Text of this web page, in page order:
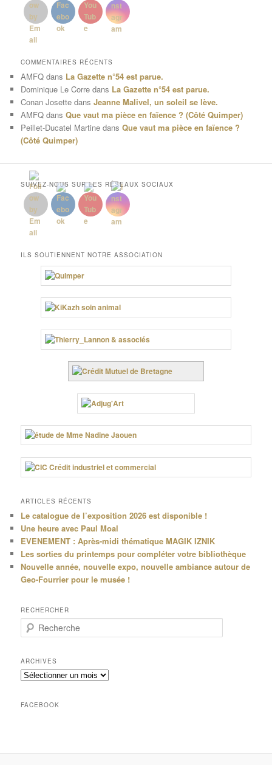
COMMENTAIRES RÉCENTS
AMFQ dans La Gazette n°54 est parue.
Dominique Le Corre dans La Gazette n°54 est parue.
Conan Josette dansJeanne Malivel, un soleil se lève.
AMFQ dansQue vaut ma pièce en faïence ? (Côté Quimper)
Peillet-Ducatel Martine dansQue vaut ma pièce en faïence ?
(Côté Quimper)
SUIVEZ-NOUS SUR LES RÉSEAUX SOCIAUX
ILS SOUTIENNENT NOTRE ASSOCIATION
ARTICLES RÉCENTS
Le catalogue de l’exposition 2026 est disponible !
Une heure avec Paul Moal
EVENEMENT : Après-midi thématique MAGIK IZNIK
Les sorties du printemps pour compléter votre bibliothèque
Nouvelle année, nouvelle expo, nouvelle ambiance autour de
Geo-Fourrier pour le musée !
RECHERCHER
e
h
e
r
h
ARCHIVES
Archives
FACEBOOK